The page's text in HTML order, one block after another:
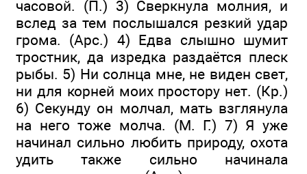
часовой. (П.) 3) Сверкнула молния, и
вслед за тем послышался резкий удар
грома. (Арс.) 4) Едва слышно шумит
тростник, да изредка раздаётся плеск
рыбы. 5) Ни солнца мне, не виден свет,
ни для корней моих простору нет. (Кр.)
6) Секунду он молчал, мать взглянула
на него тоже молча. (М. Г.) 7) Я уже
начинал сильно любить природу, охота
удить также сильно начинала